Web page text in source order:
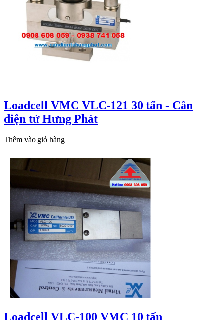
Loadcell VMC VLC-121 30 tấn - Cân
điện tử Hưng Phát
Thêm vào giỏ hàng
Loadcell VLC-100 VMC 10 tấn